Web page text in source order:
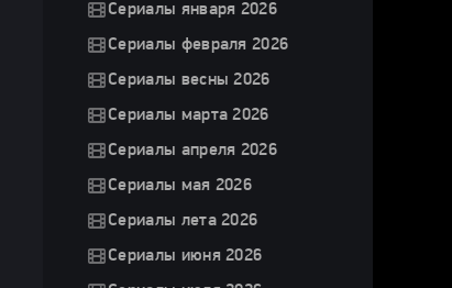
Сериалы января 2026
Сериалы февраля 2026
Сериалы весны 2026
Сериалы марта 2026
Сериалы апреля 2026
Сериалы мая 2026
Сериалы лета 2026
Сериалы июня 2026